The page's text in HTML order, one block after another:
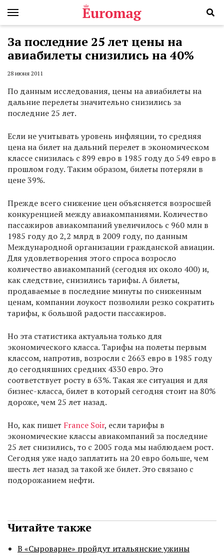
За последние 25 лет цены на
авиабилеты снизились на 40%
28 июня 2011
По данным исследования, цены на авиабилеты на
дальние перелеты значительно снизились за
последние 25 лет.
Если не учитывать уровень инфляции, то средняя
цена на билет на дальний перелет в экономическом
классе снизилась с 899 евро в 1985 году до 549 евро в
прошлом году. Таким образом, билеты потеряли в
цене 39%.
Прежде всего снижение цен объясняется возросшей
конкуренцией между авиакомпаниями. Количество
пассажиров авиакомпаний увеличилось с 960 млн в
1985 году до 2,2 млрд в 2009 году, по данным
Международной организации гражданской авиации.
Для удовлетворения этого спроса возросло
количество авиакомпаний (сегодня их около 400) и,
как следствие, снизились тарифы. А билеты,
продаваемые в последние минуты по сниженным
ценам, компании лоукост позволили резко сократить
тарифы, к большой радости пассажиров.
Но эта статистика актуальна только для
экономического класса. Тарифы на полеты первым
классом, напротив, возросли с 2663 евро в 1985 году
до сегодняшних средних 4330 евро. Это
соответствует росту в 63%. Такая же ситуация и для
бизнес-класса, билет в который сегодня стоит на 80%
дороже, чем 25 лет назад.
Но, как пишет France Soir, если тарифы в
экономические классы авиакомпаний за последние
25 лет снизились, то с 2005 года мы наблюдаем рост.
Сегодня уже надо заплатить на 20 евро больше, чем
шесть лет назад за такой же билет. Это связано с
подорожанием нефти.
Читайте также
В «Сыроварне» пройдут итальянские ужины